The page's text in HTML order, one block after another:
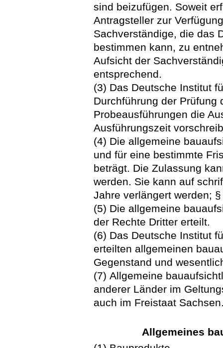
sind beizufügen. Soweit
Antragsteller zur
Sachverständige, die das
bestimmen kann, zu
Aufsicht der
entsprechend.
(3) Das Deutsche Institut
Durchführung der Prüfung
Probeausführungen die
Ausführungszeit
(4) Die allgemeine
und für eine bestimmte
beträgt. Die Zulassung
werden. Sie kann auf
Jahre verlängert werden;
(5) Die allgemeine
der Rechte Dritter erteilt.
(6) Das Deutsche Institut
erteilten allgemeinen
Gegenstand und
(7) Allgemeine
anderer Länder im
auch im Freistaat
Allgemeines